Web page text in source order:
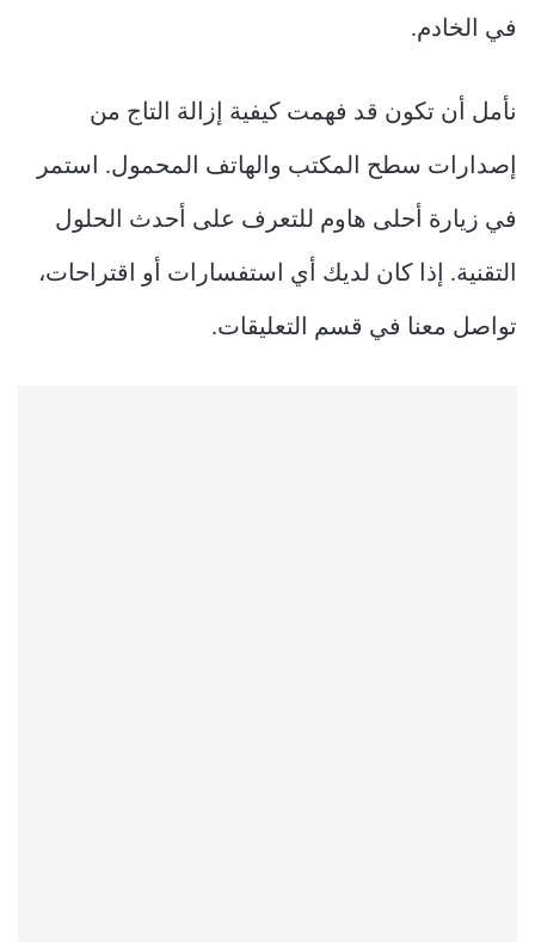
في الخادم.
نأمل أن تكون قد فهمت كيفية إزالة التاج من
إصدارات سطح المكتب والهاتف المحمول. استمر
في زيارة أحلى هاوم للتعرف على أحدث الحلول
التقنية. إذا كان لديك أي استفسارات أو اقتراحات،
تواصل معنا في قسم التعليقات.